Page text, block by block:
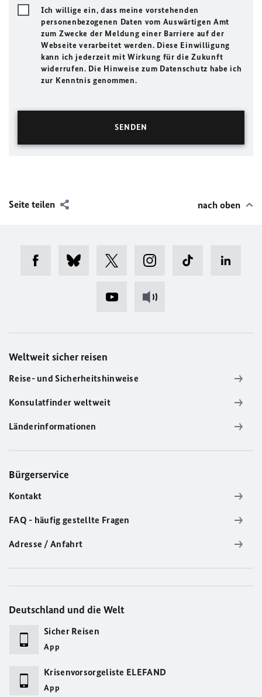
Ich willige ein, dass meine vorstehenden
personenbezogenen Daten vom Auswärtigen Amt
zum Zwecke der Meldung einer Barriere auf der
Webseite verarbeitet werden. Diese Einwilligung
kann ich jederzeit mit Wirkung für die Zukunft
widerrufen. Die Hinweise zum Datenschutz habe ich
zur Kenntnis genommen.
Seite teilen nach oben
Weltweit sicher reisen
Reise- und Sicherheitshinweise
Konsulatfinder weltweit
Länderinformationen
Bürgerservice
Kontakt
FAQ - häufig gestellte Fragen
Adresse / Anfahrt
Deutschland und die Welt
Sicher Reisen
App
Krisenvorsorgeliste ELEFAND
App